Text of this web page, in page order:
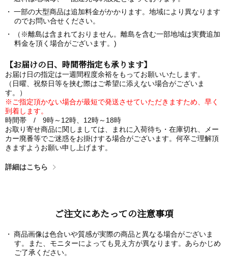
一部の大型商品は追加料金がかかります。地域により異なります
のでお問い合せください。
（※離島は含まれておりません。離島を含む一部地域は実費追加
料金を頂く場合がございます。)
【お届けの日、時間帯指定も承ります】
お届け日の指定は一週間程度余裕をもってお願いいたします。
（日曜、祝祭日等を挟む際はご希望に添えない場合がございま
す。）
※ご指定頂かない場合が最短で発送させていただきますため、早く
到着します。
時間帯 / 9時～12時、12時～18時
お取り寄せ商品に関しましては、まれに入荷待ち・在庫切れ、メー
カー廃番等でご迷惑をお掛けする場合がございます。何卒ご理解頂
きますようお願い申し上げます。
詳細はこちら
ご注文にあたっての注意事項
商品画像は色合いや質感が実際の商品と異なる場合がございま
す。また、モニターによっても見え方が異なります。あらかじめ
ご了承ください。